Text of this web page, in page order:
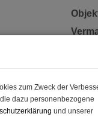
Miete
Fläche
zum Zweck der
dazu personenbezogene
und unserer